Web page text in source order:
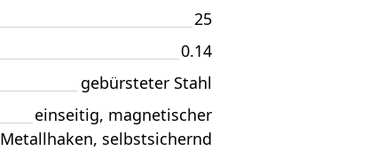
25
0.14
gebürsteter Stahl
einseitig, magnetischer
Metallhaken, selbstsichernd